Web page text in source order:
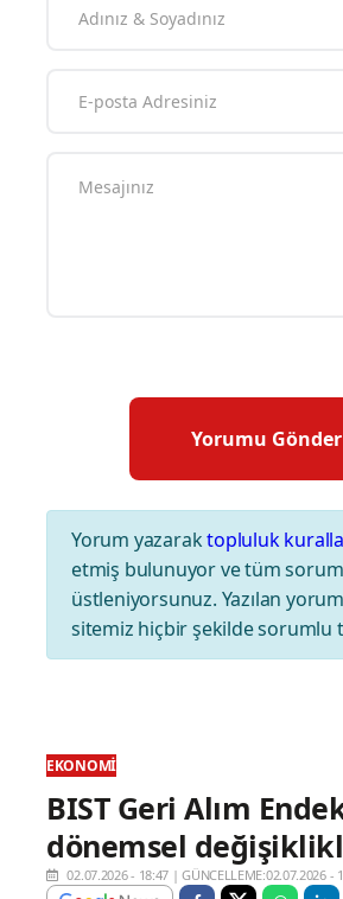
Yorum yazaraktopluluk
etmiş bulunuyor ve tüm
üstleniyorsunuz. Yazılan
sitemiz hiçbir şekilde sorumlu
EKONOMI
BIST Geri Alım
dönemsel
02.07.2026 - 18:47 |GÜNCELLEME:02.07.2026 -